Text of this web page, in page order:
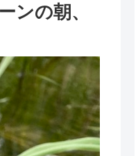
ンの朝、